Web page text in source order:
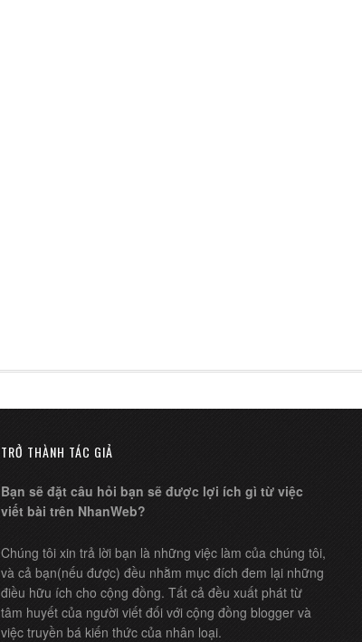
TRỞ THÀNH TÁC GIẢ
Bạn sẽ đặt câu hỏi bạn sẽ được lợi ích gì từ việc
viết bài trên NhanWeb?
Chúng tôi xin trả lời bạn là những việc làm của chúng tôi,
và cả bạn(nếu được) đều nhằm mục đích đem lại những
điều hữu ích cho cộng đồng. Tất cả đều xuất phát từ
tâm huyết của người viết đối với cộng đồng blogger và
việc truyền bá kiến thức của nhân loại.